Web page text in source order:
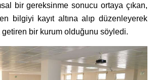
bir gereksinme sonucu ortaya çıkan,
bilgiyi kayıt altına alıp düzenleyerek
bir kurum olduğunu söyledi.